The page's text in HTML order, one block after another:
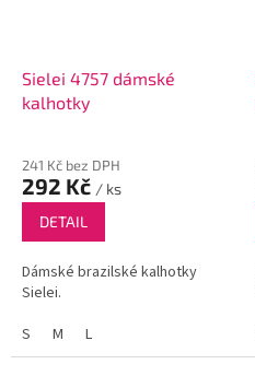
Sielei 4757 dámské
kalhotky
241 Kč bez DPH
292 Kč / ks
DETAIL
Dámské brazilské kalhotky
Sielei.
S
M L